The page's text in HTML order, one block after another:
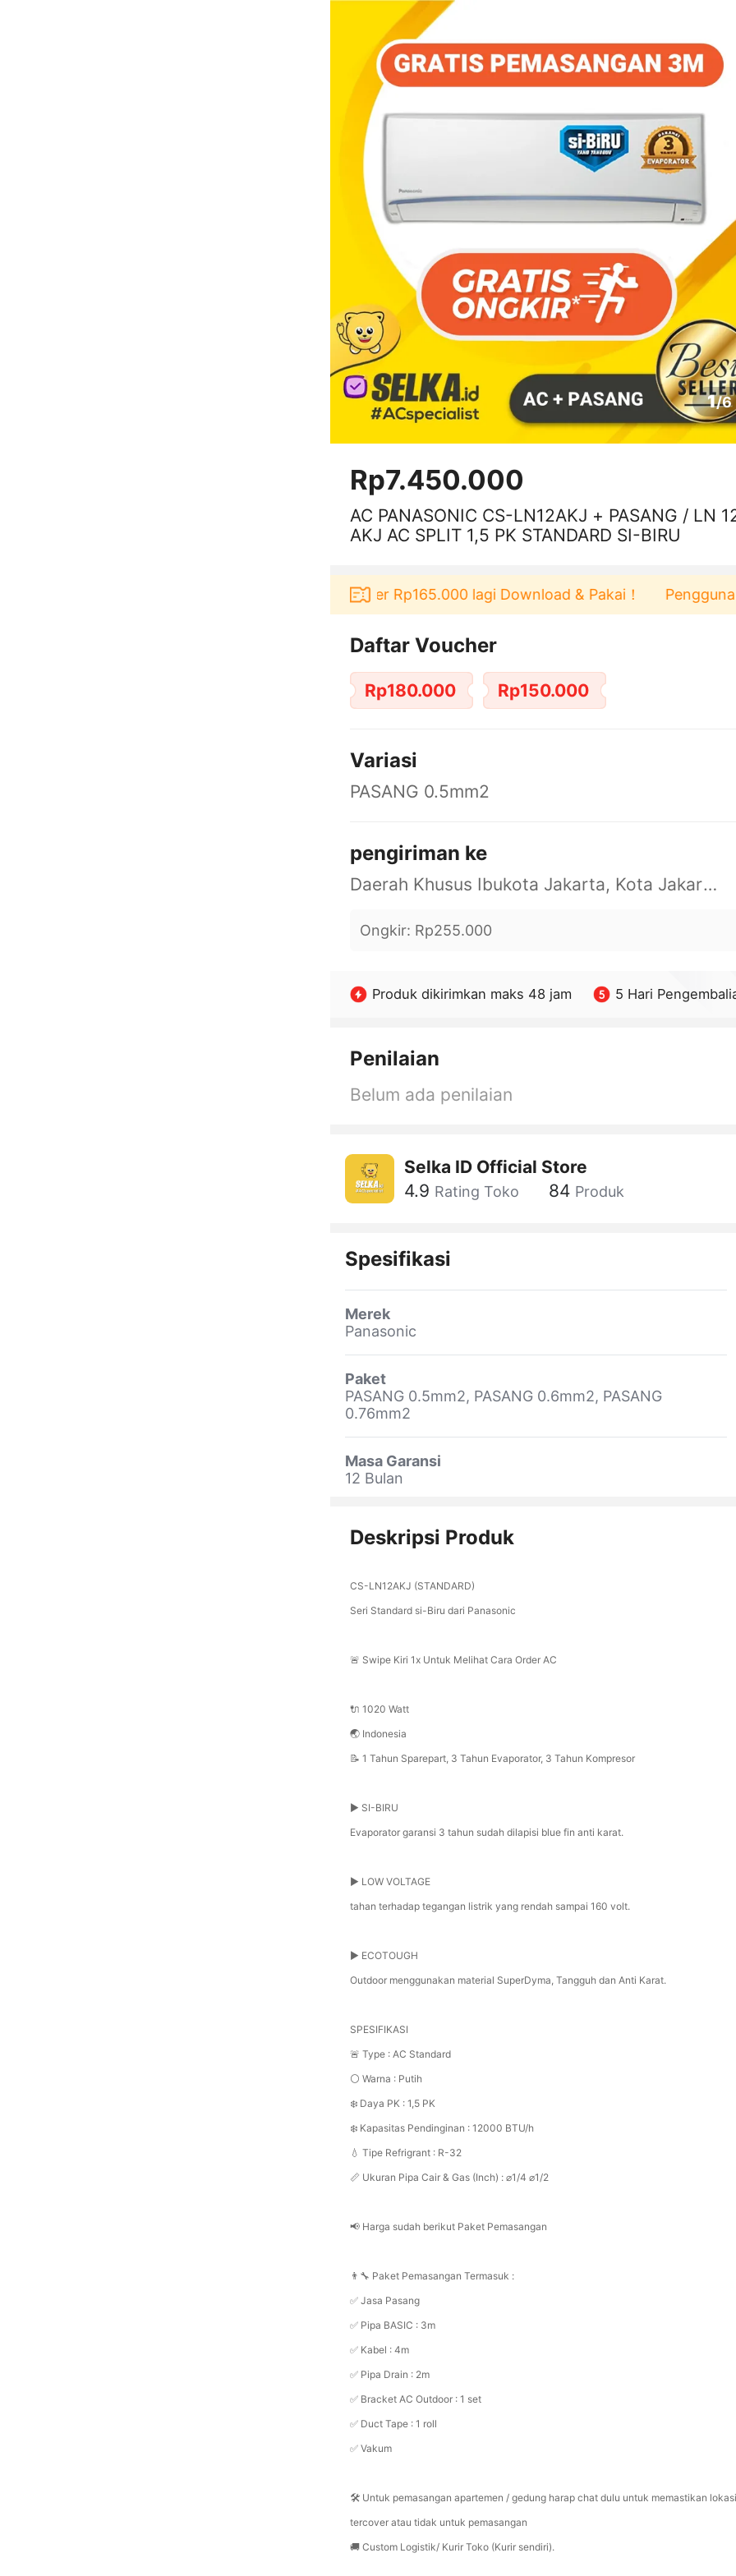
1/6
Rp7.450.000
AC PANASONIC CS-LN12AKJ + PASANG / LN
AKJ AC SPLIT 1,5 PK STANDARD SI-BIRU
berbelanja di aplikasi Akulaku bisa dapat voucher Rp165.000 lagi Download & Pakai！ Pengguna
Daftar Voucher
Rp180.000 Rp150.000
Variasi
PASANG 0.5mm2
pengiriman ke
Daerah Khusus Ibukota Jakarta, Kota Jakarta Barat, Cengkareng, yy
Ongkir: Rp255.000
Produk dikirimkan maks 48 jam 5 Hari
Penilaian
Belum ada penilaian
Selka ID Official Store
4.9 Rating Toko 84 Produk
Spesifikasi
Merek
Panasonic
Paket
PASANG 0.5mm2, PASANG 0.6mm2, PASANG
0.76mm2
Masa Garansi
12 Bulan
Deskripsi Produk
CS-LN12AKJ (STANDARD)
Seri Standard si-Biru dari Panasonic
🚨 Swipe Kiri 1x Untuk Melihat Cara Order AC
🔌 1020 Watt
🌏 Indonesia
📝 1 Tahun Sparepart, 3 Tahun Evaporator, 3 Tahun Kompresor
▶️ SI-BIRU
Evaporator garansi 3 tahun sudah dilapisi blue fin anti karat.
▶️ LOW VOLTAGE
tahan terhadap tegangan listrik yang rendah sampai 160 volt.
▶️ ECOTOUGH
Outdoor menggunakan material SuperDyma, Tangguh dan Anti Karat.
SPESIFIKASI
🚨 Type : AC Standard
⚪ Warna : Putih
❄️ Daya PK : 1,5 PK
❄️ Kapasitas Pendinginan : 12000 BTU/h
💧 Tipe Refrigrant : R-32
📏 Ukuran Pipa Cair & Gas (Inch) : ⌀1/4 ⌀1/2
📢 Harga sudah berikut Paket Pemasangan
👨‍🔧 Paket Pemasangan Termasuk :
✅ Jasa Pasang
✅ Pipa BASIC : 3m
✅ Kabel : 4m
✅ Pipa Drain : 2m
✅ Bracket AC Outdoor : 1 set
✅ Duct Tape : 1 roll
✅ Vakum
🛠️ Untuk pemasangan apartemen / gedung harap chat dulu untuk memastikan lokasi
tercover atau tidak untuk pemasangan
🚚 Custom Logistik/ Kurir Toko (Kurir sendiri).